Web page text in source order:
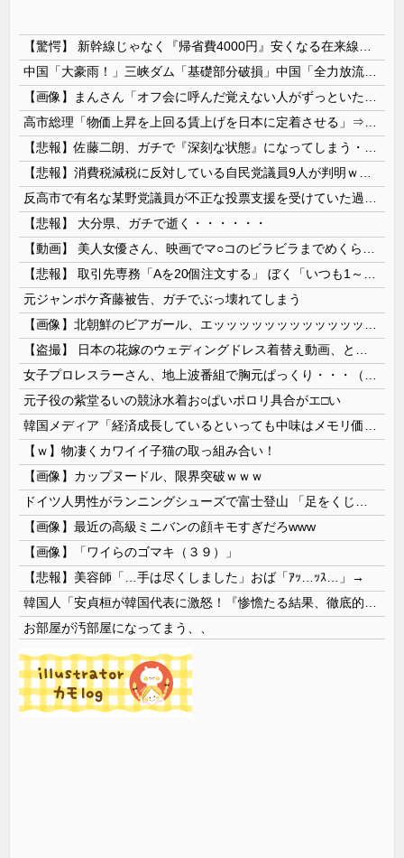
【悲報】 大分県、ガチで逝く・・・・・・
元ジャンポケ斉藤被告、ガチでぶっ壊れてしまう
元子役の紫堂るいの競泳水着お○ぱいポロリ具合がエ□い
【ｗ】物凄くカワイイ子猫の取っ組み合い！
【画像】カップヌードル、限界突破ｗｗｗ
【画像】最近の高級ミニバンの顔キモすぎだろwww
【画像】「ワイらのゴマキ（３９）」
【悲報】美容師「…手は尽くしました」おば「ｱｯ…ｯｽ…」→
お部屋が汚部屋になってまう、、